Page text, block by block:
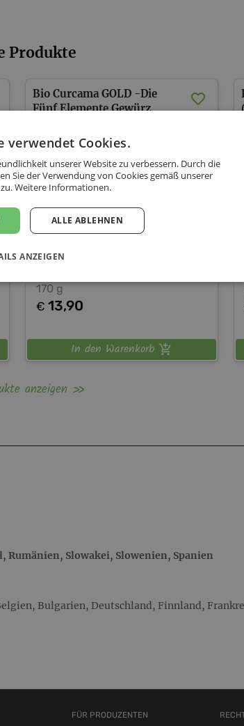
Produkte
Bio Curcama GOLD -Die
Fünf Elemente Gewürz
Curcama
170 g
€ 13,90
In den Warenkorb
anzeigen
Slowakei, Slowenien, Spanien
Bulgarien, Deutschland, Finnland,
FÜR PRODUZENTEN
verwendet Cookies.
unserer Website zu verbessern. Durch die
Sie der Verwendung von Cookies gemäß unserer
Weitere Informationen.
ALLE ABLEHNEN
ANZEIGEN